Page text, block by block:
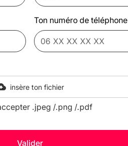
Ton numéro de téléphone
insère ton fichier
.jpeg /.png /.pdf